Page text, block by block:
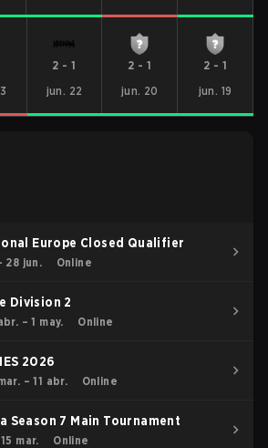
2 -1
jun. 22
2 - 1
jun. 20
2 - 1
jun. 19
Europe Closed Qualifier
28 jun. Online
Division 2
– 1 may. Online
2026
– 11 abr. Online
Season 7 Main Tournament
mar. Online